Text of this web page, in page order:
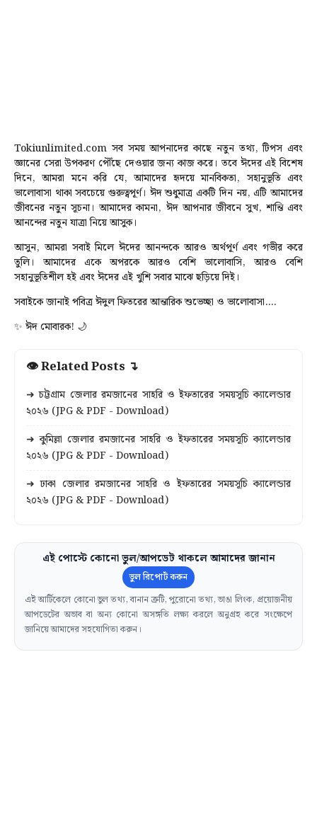
Tokiunlimited.com সব সময় আপনাদের কাছে নতুন তথ্য, টিপস এবং
জ্ঞানের সেরা উপকরণ পৌঁছে দেওয়ার জন্য কাজ করে। তবে ঈদের এই বিশেষ
দিনে, আমরা মনে করি যে, আমাদের হৃদয়ে মানবিকতা, সহানুভূতি এবং
ভালোবাসা থাকা সবচেয়ে গুরুত্বপূর্ণ। ঈদ শুধুমাত্র একটি দিন নয়, এটি আমাদের
জীবনের নতুন সূচনা। আমাদের কামনা, ঈদ আপনার জীবনে সুখ, শান্তি এবং
আনন্দের নতুন যাত্রা নিয়ে আসুক।
আসুন, আমরা সবাই মিলে ঈদের আনন্দকে আরও অর্থপূর্ণ এবং গভীর করে
তুলি। আমাদের একে অপরকে আরও বেশি ভালোবাসি, আরও বেশি
সহানুভূতিশীল হই এবং ঈদের এই খুশি সবার মাঝে ছড়িয়ে দিই।
সবাইকে জানাই পবিত্র ঈদুল ফিতরের আন্তারিক শুভেচ্ছা ও ভালোবাসা....
✨ ঈদ মোবারক! 🌙
👁 Related Posts ↴
➜ চট্টগ্রাম জেলার রমজানের সাহরি ও ইফতারের সময়সূচি ক্যালেন্ডার
২০২৬ (JPG & PDF - Download)
➜ কুমিল্লা জেলার রমজানের সাহরি ও ইফতারের সময়সূচি ক্যালেন্ডার
২০২৬ (JPG & PDF - Download)
➜ ঢাকা জেলার রমজানের সাহরি ও ইফতারের সময়সূচি ক্যালেন্ডার
২০২৬ (JPG & PDF - Download)
এই পোস্টে কোনো ভুল/আপডেট থাকলে আমাদের জানান
ভুল রিপোর্ট করুন
এই আর্টিকেলে কোনো ভুল তথ্য, বানান ত্রুটি, পুরোনো তথ্য, ভাঙা লিংক, প্রয়োজনীয়
আপডেটের অভাব বা অন্য কোনো অসঙ্গতি লক্ষ্য করলে অনুগ্রহ করে সংক্ষেপে
জানিয়ে আমাদের সহযোগিতা করুন।